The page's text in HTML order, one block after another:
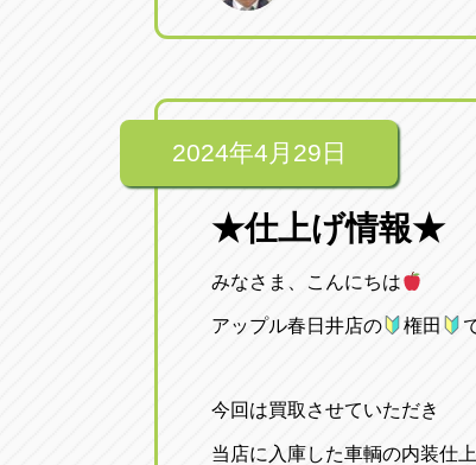
2024年4月29日
★仕上げ情報★
みなさま、こんにちは
アップル春日井店の 権田
今回は買取させていただき
当店に入庫した車輌の内装仕